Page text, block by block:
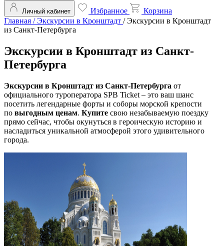
Личный кабинет Избранное
Корзина
Главная /Экскурсии в Кронштадт /Экскурсии в Кронштадт
из Санкт-Петербурга
Экскурсии в Кронштадт из Санкт-
Петербурга
Экскурсии в Кронштадт из Санкт-Петербурга от
официального туроператора SPB Ticket – это ваш шанс
посетить легендарные форты и соборы морской крепости
по выгодным ценам. Купите свою незабываемую поездку
прямо сейчас, чтобы окунуться в героическую историю и
насладиться уникальной атмосферой этого удивительного
города.